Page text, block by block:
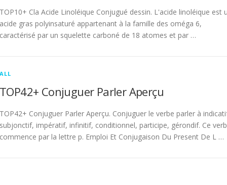
TOP10+ Cla Acide Linoléique Conjugué dessin. L'acide linoléique est
acide gras polyinsaturé appartenant à la famille des oméga 6,
caractérisé par un squelette carboné de 18 atomes et par …
ALL
TOP42+ Conjuguer Parler Aperçu
TOP42+ Conjuguer Parler Aperçu. Conjuguer le verbe parler à
subjonctif, impératif, infinitif, conditionnel, participe, gérondif. Ce
commence par la lettre p. Emploi Et Conjugaison Du Present De L …